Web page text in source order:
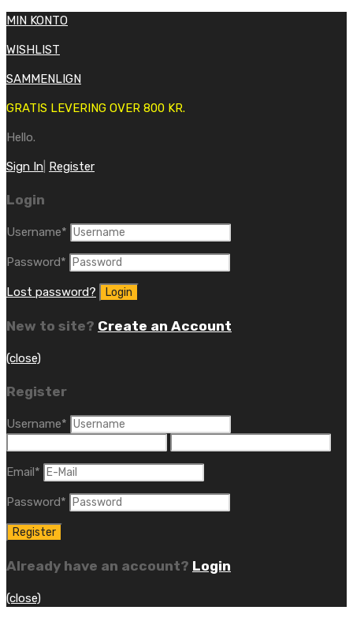
MIN KONTO
WISHLIST
SAMMENLIGN
GRATIS LEVERING OVER 800 KR.
Hello.
Sign In Register
Login
Username*
Password*
Lost password?
New to site? Create an Account
(close)
Register
Username*
Email*
Password*
Already have an account? Login
(close)